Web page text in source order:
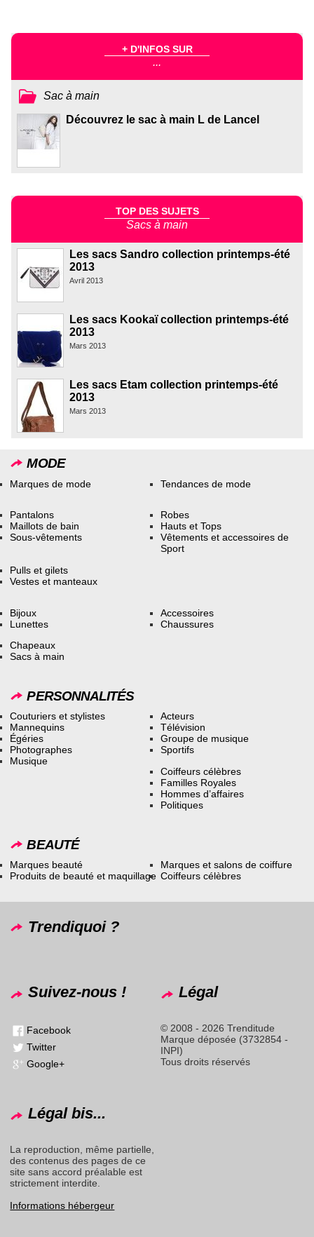
+ D'INFOS SUR
...
Sac à main
Découvrez le sac à main L de Lancel
TOP DES SUJETS
Sacs à main
Les sacs Sandro collection printemps-été
2013
Avril 2013
Les sacs Kookaï collection printemps-été
2013
Mars 2013
Les sacs Etam collection printemps-été
2013
Mars 2013
MODE
Marques de mode Tendances de mode
Pantalons
Maillots de bain
Sous-vêtements
Robes
Hauts et Tops
Vêtements et accessoires de
Sport
Pulls et gilets
Vestes et manteaux
Bijoux
Lunettes
Accessoires
Chaussures
Chapeaux
Sacs à main
PERSONNALITÉS
Couturiers et stylistes
Mannequins
Égéries
Photographes
Musique
Acteurs
Télévision
Groupe de musique
Sportifs
Coiffeurs célèbres
Familles Royales
Hommes d’affaires
Politiques
BEAUTÉ
Marques beauté
Produits de beauté et maquillage
Marques et salons de coiffure
Coiffeurs célèbres
Trendiquoi ?
Suivez-nous !
Facebook
Twitter
Google+
Légal
© 2008 - 2026 Trenditude
Marque déposée (3732854 -
INPI)
Tous droits réservés
Légal bis...
La reproduction, même partielle,
des contenus des pages de ce
site sans accord préalable est
strictement interdite.
Informations hébergeur